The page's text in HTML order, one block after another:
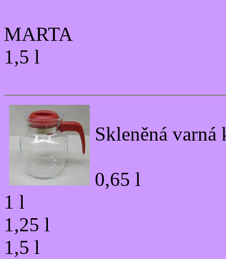
MARTA
1,5 l
Skleněná
0,65 l
1 l
1,25 l
1,5 l